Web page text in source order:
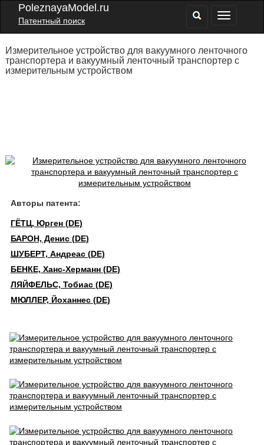
PoleznayaModel.ru
Патентный поиск
Измерительное устройство для вакуумного ленточного
транспортера и вакуумный ленточный транспортер с
измерительным устройством
Авторы патента:
ГЁТЦ, Юрген (DE)
БАРОН, Денис (DE)
ШУБЕРТ, Андреас (DE)
БЕНКЕ, Ханс-Херманн (DE)
ЛЯЙФЕЛЬС, Тобиас (DE)
МЮЛЛЕР, Йоханнес (DE)